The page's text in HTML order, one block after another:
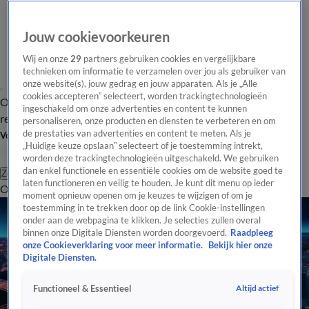
Overzicht Laatste nieuws Regionieuws Het beste van Hart
Tip de
redactie
Volg Hart van Nederland
Zoeken
OverzichtRegioUitzendingenWeerTip de redactiePanelVideo's
Jouw cookievoorkeuren
Wij en onze29 partners gebruiken cookies en vergelijkbare
technieken om informatie te verzamelen over jou als gebruiker van
onze website(s), jouw gedrag en jouw apparaten. Als je „Alle
cookies accepteren” selecteert, worden trackingtechnologieën
ingeschakeld om onze advertenties en content te kunnen
personaliseren, onze producten en diensten te verbeteren en om
de prestaties van advertenties en content te meten. Als je
„Huidige keuze opslaan” selecteert of je toestemming intrekt,
worden deze trackingtechnologieën uitgeschakeld. We gebruiken
dan enkel functionele en essentiële cookies om de website goed te
laten functioneren en veilig te houden. Je kunt dit menu op ieder
moment opnieuw openen om je keuzes te wijzigen of om je
toestemming in te trekken door op de link Cookie-instellingen
onder aan de webpagina te klikken. Je selecties zullen overal
binnen onze Digitale Diensten worden doorgevoerd. Raadpleeg
onze Cookieverklaring voor meer informatie.
Bekijk hier onze
Digitale Diensten.
Functioneel & Essentieel Altijd actief